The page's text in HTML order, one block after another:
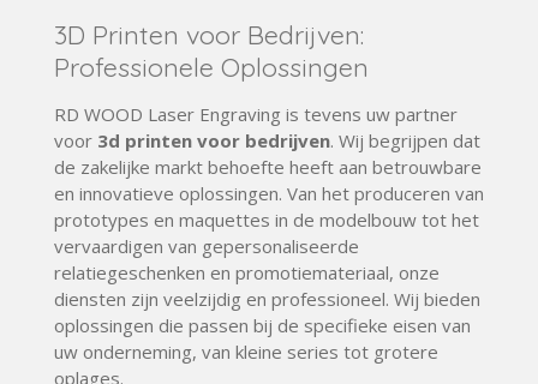
3D Printen voor Bedrijven:
Professionele Oplossingen
RD WOOD LaserEngraving is tevens uw partner
voor 3d printen voor bedrijven. Wij begrijpen dat
de zakelijke markt behoefte heeft aan betrouwbare
en innovatieve oplossingen. Van het produceren van
prototypes en maquettes in de modelbouwtot het
vervaardigen van gepersonaliseerde
relatiegeschenken en promotiemateriaal, onze
diensten zijn veelzijdig en professioneel. Wij bieden
oplossingen die passen bij de specifieke eisen van
uw onderneming, van kleine series tot grotere
oplages.